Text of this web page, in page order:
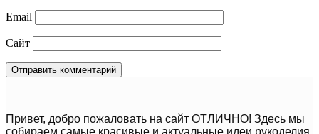
Email
Сайт
Привет, добро пожаловать на сайт ОТЛИЧНО! Здесь мы